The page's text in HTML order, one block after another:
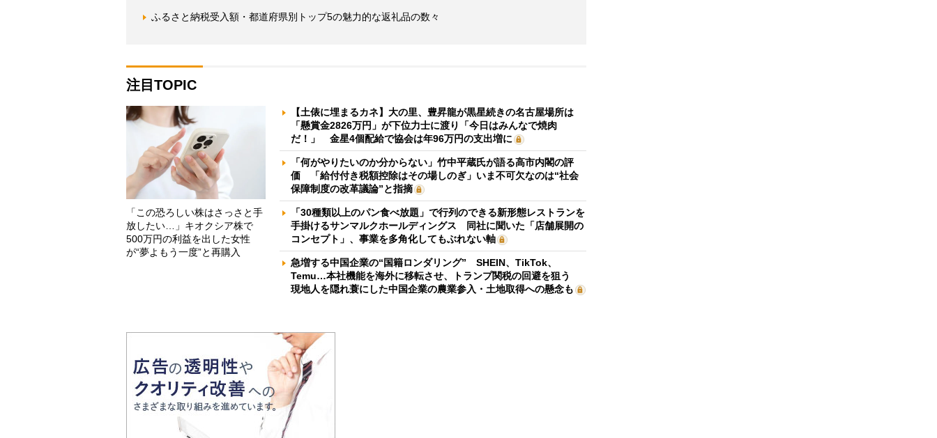
ふるさと納税受入額・都道府県別トップ5の魅力的な返礼品の数々
注目TOPIC
「この恐ろしい株はさっさと手
放したい…」キオクシア株で
500万円の利益を出した女性
が“夢よもう一度”と再購入
【土俵に埋まるカネ】大の里、豊昇龍が黒星続きの名古屋場所は
「懸賞金2826万円」が下位力士に渡り「今日はみんなで焼肉
だ！」 金星4個配給で協会は年96万円の支出増に
「何がやりたいのか分からない」竹中平蔵氏が語る高市内閣の評
価 「給付付き税額控除はその場しのぎ」いま不可欠なのは“社会
保障制度の改革議論”と指摘
「30種類以上のパン食べ放題」で行列のできる新形態レストランを
手掛けるサンマルクホールディングス 同社に聞いた「店舗展開の
コンセプト」、事業を多角化してもぶれない軸
急増する中国企業の“国籍ロンダリング” SHEIN、TikTok、
Temu…本社機能を海外に移転させ、トランプ関税の回避を狙う
現地人を隠れ蓑にした中国企業の農業参入・土地取得への懸念も